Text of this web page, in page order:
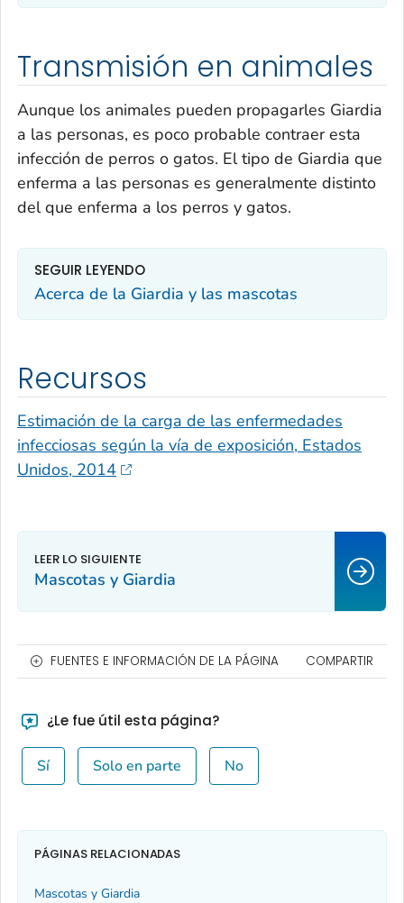
Transmisión en animales
Aunque los animales pueden propagarles Giardia
a las personas, es poco probable contraer esta
infección de perros o gatos. El tipo de Giardia que
enferma a las personas es generalmente distinto
del que enferma a los perros y gatos.
SEGUIR LEYENDO
Acerca de la Giardia y las mascotas
Recursos
Estimación de la carga de las enfermedades
infecciosas según la vía de exposición, Estados
Unidos, 2014
Mascotas y Giardia
FUENTES E INFORMACIÓN DE LA PÁGINA COMPARTIR
¿Le fue útil esta página?
Sí Solo en parte No
PÁGINAS RELACIONADAS
Mascotas y Giardia